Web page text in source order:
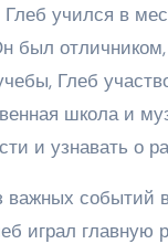
учился в
был
Глеб
школа и
и узнавать о
событий в
играл главную